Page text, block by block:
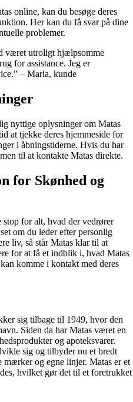
online, kan du besøge deres
Her kan du få svar på dine
problemer.
været utroligt hjælpsomme
for assistance. Jeg er
– Maria, kunde
nyttige oplysninger om Matas
at tjekke deres hjemmeside for
i åbningstiderne. Hvis du har
til at kontakte Matas direkte.
for Skønhed og
for alt, hvad der vedrører
om du leder efter personlig
liv, så står Matas klar til at
for at få et indblik i, hvad Matas
komme i kontakt med deres
sig tilbage til 1949, hvor den
Siden da har Matas været en
og apoteksvarer.
sig og tilbyder nu et bredt
og egne linjer. Matas er et
hvilket gør det til et foretrukket